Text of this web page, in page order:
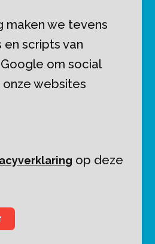
maken we tevens
scripts van
om social
websites
op deze
>